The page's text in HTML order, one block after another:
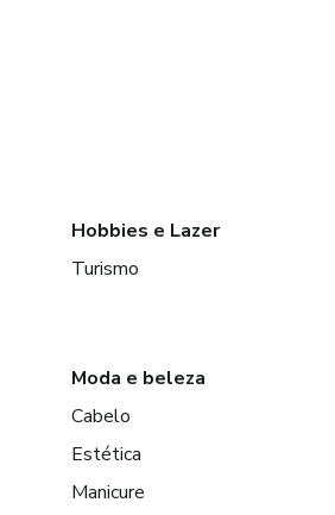
Hobbies e Lazer
Turismo
Moda e beleza
Cabelo
Estética
Manicure